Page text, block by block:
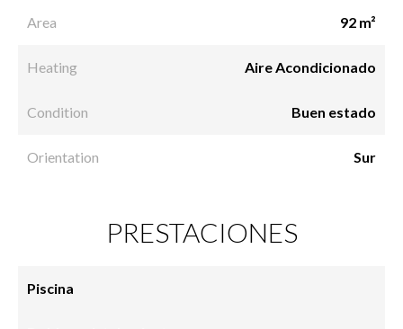
Area 92 m²
Heating Aire Acondicionado
Condition Buen estado
Orientation Sur
PRESTACIONES
Piscina